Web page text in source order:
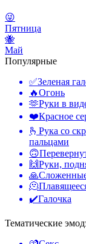
😜
Пятница
🐝
Май
Популярные
✅Зеленая
🔥Огонь
🫶Руки в
❤️Красное
🫰 Рука со
пальцами
🙃
🙌Руки,
🙏
🫠
✔️Галочка
Тематические